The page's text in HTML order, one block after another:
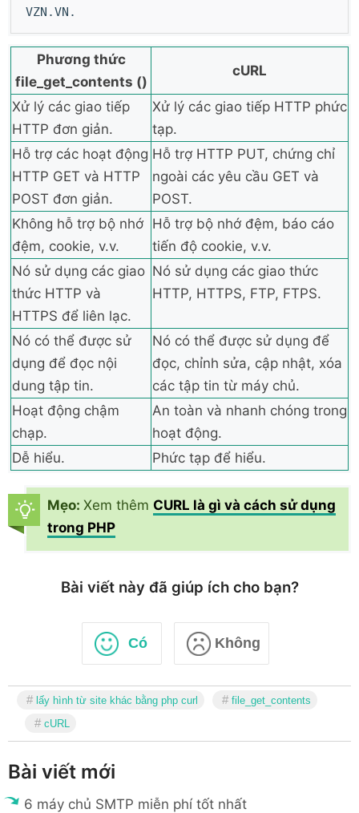
VZN.VN.
Phương thức
file_get_contents ()
cURL
Xử lý các giao tiếp
HTTP đơn giản.
Xử lý các giao tiếp HTTP phức
tạp.
Hỗ trợ các hoạt động
HTTP GET và HTTP
POST đơn giản.
Hỗ trợ HTTP PUT, chứng chỉ
ngoài các yêu cầu GET và
POST.
Không hỗ trợ bộ nhớ
đệm, cookie, v.v.
Hỗ trợ bộ nhớ đệm, báo cáo
tiến độ cookie, v.v.
Nó sử dụng các giao
thức HTTP và
HTTPS để liên lạc.
Nó sử dụng các giao thức
HTTP, HTTPS, FTP, FTPS.
Nó có thể được sử
dụng để đọc nội
dung tập tin.
Nó có thể được sử dụng để
đọc, chỉnh sửa, cập nhật, xóa
các tập tin từ máy chủ.
Hoạt động chậm
chạp.
An toàn và nhanh chóng trong
hoạt động.
Dễ hiểu.
Phức tạp để hiểu.
Mẹo: Xem thêm CURL là gì và cách sử dụng
trong PHP
Bài viết này đã giúp ích cho bạn?
Có Không
lấy hình từ site khác bằng php curl
file_get_contents
cURL
Bài viết mới
6 máy chủ SMTP miễn phí tốt nhất